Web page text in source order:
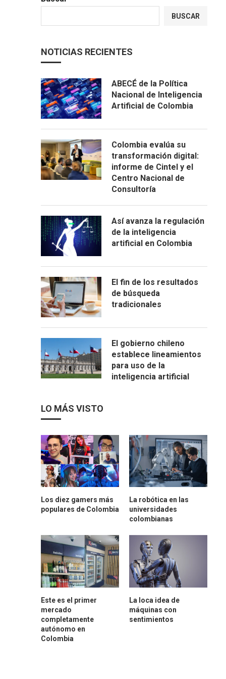
BUSCAR
NOTICIAS RECIENTES
ABECÉ de la Política
Nacional de Inteligencia
Artificial de Colombia
Colombia evalúa su
transformación digital:
informe de Cintel y el
Centro Nacional de
Consultoría
Así avanza la regulación
de la inteligencia
artificial en Colombia
El fin de los resultados
de búsqueda
tradicionales
El gobierno chileno
establece lineamientos
para uso de la
inteligencia artificial
LO MÁS VISTO
Los diez gamers más
populares de Colombia
La robótica en las
universidades
colombianas
Este es el primer
mercado
completamente
autónomo en
Colombia
La loca idea de
máquinas con
sentimientos